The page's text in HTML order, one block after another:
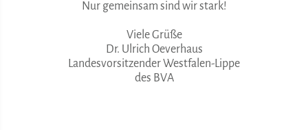
Nur gemeinsam sind wir stark!
Viele Grüße
Dr. Ulrich Oeverhaus
Landesvorsitzender Westfalen-Lippe
des BVA